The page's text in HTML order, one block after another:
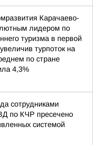
Карачаево-
лидером по
туризма в первой
турпоток на
по стране
4,3%
сотрудниками
по КЧР пресечено
системой